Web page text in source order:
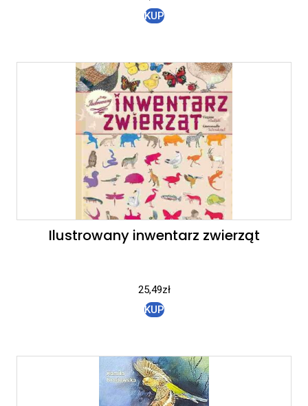
KUP
Ilustrowany inwentarz zwierząt
25,49zł
KUP